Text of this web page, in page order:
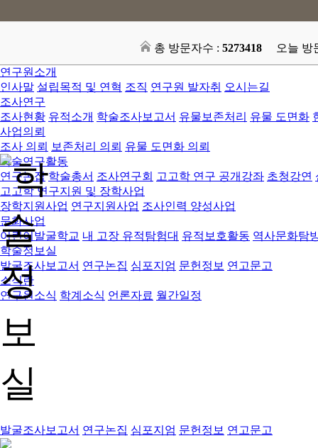
총 방문자수 : 5273418
오늘 방
연구원소개
인사말 설립목적 및 연혁 조직 연구원 발자취 오시는길
조사연구
조사현황 유적소개 학술조사보고서 유물보존처리 유물 도면화
사업의뢰
조사 의뢰
보존처리 의뢰 유물 도면화 의뢰
학술연구활동
연구논집 학술총서 조사연구회 고고학 연구 공개강좌 초청강연
고고학 연구지원 및 장학사업
장학지원사업 연구지원사업 조사인력 양성사업
문화사업
어린이발굴학교 내 고장 유적탐험대 유적보호활동 역사문화탐
학술정보실
발굴조사보고서 연구논집 심포지엄 문헌정보 연고문고
소식란
연구원소식 학계소식 언론자료 월간일정
발굴조사보고서 연구논집 심포지엄 문헌정보 연고문고